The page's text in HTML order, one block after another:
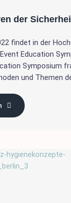
der
findet in der
Education
Symposium
und Themen